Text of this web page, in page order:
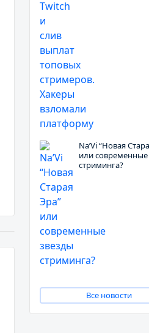
Na’Vi “Новая
или современные
стриминга?
Все новости